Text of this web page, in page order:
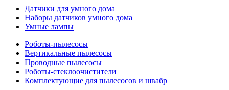
Датчики для умного дома
Наборы датчиков умного дома
Умные лампы
Роботы-пылесосы
Вертикальные пылесосы
Проводные пылесосы
Роботы-стеклоочистители
Комплектующие для пылесосов и швабр